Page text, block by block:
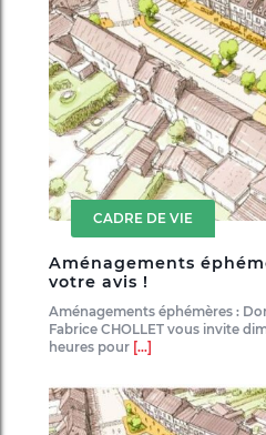
CADRE DE VIE
Aménagements
votre avis !
Aménagements éphémères :
Fabrice CHOLLET vous invite
heures pour [...]